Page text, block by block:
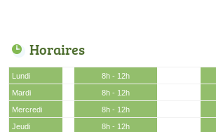
Horaires
Lundi 8h - 12h
Mardi
8h - 12h
Mercredi
8h - 12h
Jeudi
8h - 12h